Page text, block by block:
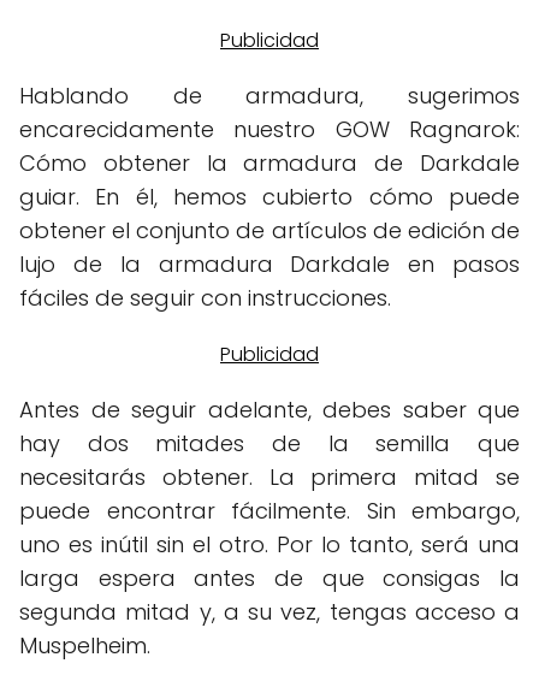
Hablando de armadura, sugerimos
encarecidamente nuestro GOW Ragnarok:
Cómo obtener la armadura de Darkdale
guiar. En él, hemos cubierto cómo puede
obtener el conjunto de artículos de edición de
lujo de la armadura Darkdale en pasos
fáciles de seguir con instrucciones.
Antes de seguir adelante, debes saber que
hay dos mitades de la semilla que
necesitarás obtener. La primera mitad se
puede encontrar fácilmente. Sin embargo,
uno es inútil sin el otro. Por lo tanto, será una
larga espera antes de que consigas la
segunda mitad y, a su vez, tengas acceso a
Muspelheim.